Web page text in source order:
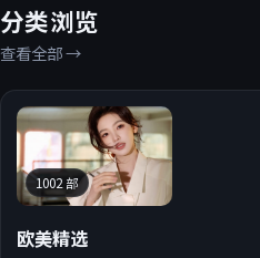
分类浏览
查看全部→
1002 部
欧美精选